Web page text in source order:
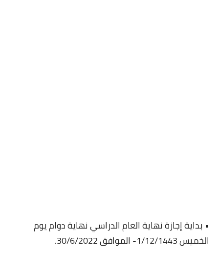
• بداية إجازة نهاية العام الدراسي نهاية دوام يوم
الخميس 1/12/1443- الموافق 30/6/2022.